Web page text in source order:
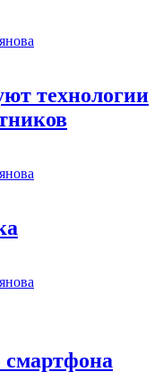
технологии
смартфона